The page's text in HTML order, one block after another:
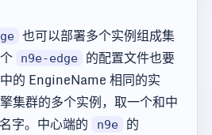
也可以部署多个实例组成集
n9e-edge
的配置文件也要
的 EngineName 相同的实
集群的多个实例，取一个和中
字。中心端的 n9e
的